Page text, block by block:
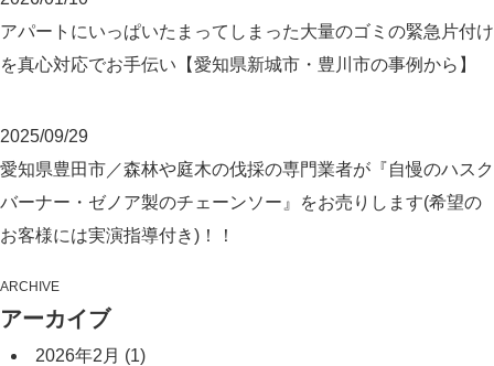
アパートにいっぱいたまってしまった大量のゴミの緊急片付け
を真心対応でお手伝い【愛知県新城市・豊川市の事例から】
2025/09/29
愛知県豊田市／森林や庭木の伐採の専門業者が『自慢のハスク
バーナー・ゼノア製のチェーンソー』をお売りします(希望の
お客様には実演指導付き)！！
ARCHIVE
アーカイブ
2026年2月 (1)